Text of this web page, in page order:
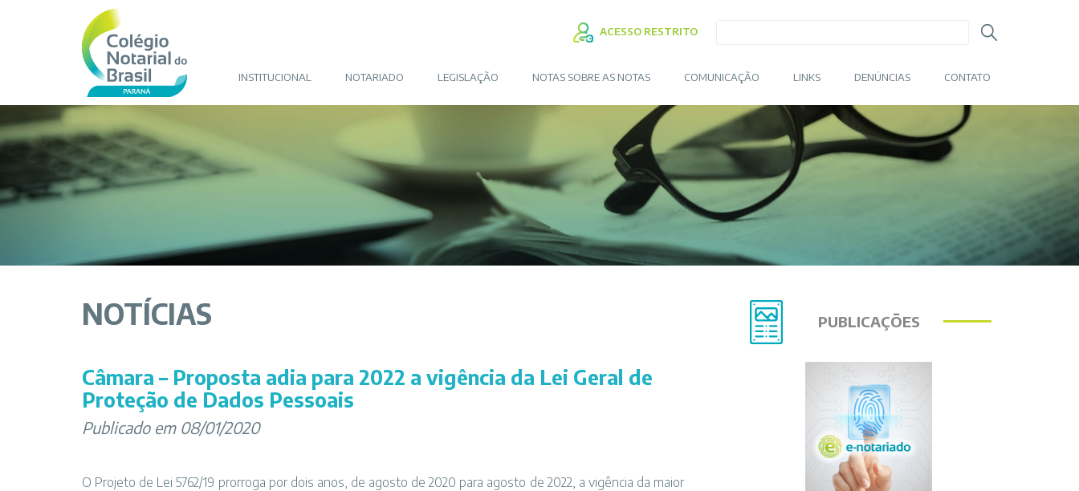
ACESSO RESTRITO
INSTITUCIONAL NOTARIADO LEGISLAÇÃO NOTAS SOBRE AS NOTAS COMUNICAÇÃO LINKS DENÚNCIAS CONTATO
NOTÍCIAS
Câmara – Proposta adia para 2022 a vigência da Lei Geral de
Proteção de Dados Pessoais
Publicado em 08/01/2020
O Projeto de Lei 5762/19 prorroga por dois anos, de agosto de 2020 para agosto de 2022, a vigência da maior
PUBLICAÇÕES